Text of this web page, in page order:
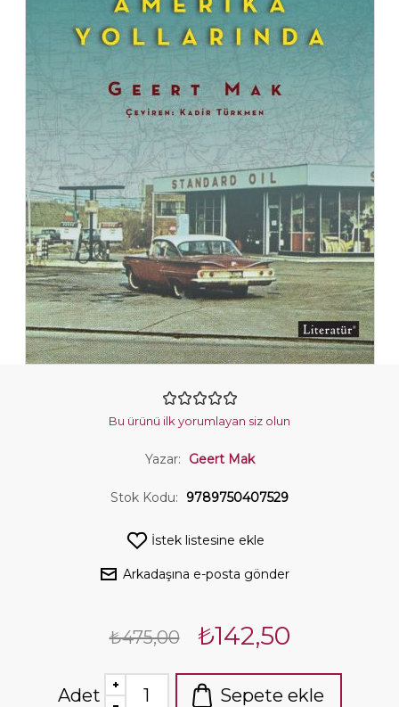
Bu ürünü ilk yorumlayan siz olun
Yazar: Geert Mak
Stok Kodu: 9789750407529
İstek listesine ekle
Arkadaşına e-posta gönder
₺475,00 ₺142,50
Adet Sepete ekle